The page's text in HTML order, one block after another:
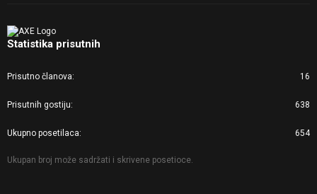
Statistika prisutnih
Prisutno članova 16
Prisutnih gostiju 638
Ukupno posetilaca 654
Ukupan broj može sadržati i skrivene posetioce.